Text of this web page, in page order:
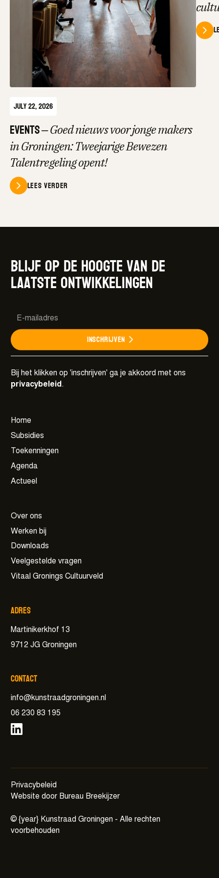
July 22, 2026
Events–Goed nieuws voor jonge makers
in Groningen: Tweejarige Bewezen
Talentregeling opent!
Lees verder
Blijf op de hoogte van de
laatste ontwikkelingen
Inschrijven
Bij het klikken op 'inschrijven' ga je akkoord met ons
privacybeleid .
Home
Subsidies
Toekenningen
Agenda
Actueel
Over ons
Werken bij
Downloads
Veelgestelde vragen
Vitaal Gronings Cultuurveld
Adres
Martinikerkhof 13
9712 JG Groningen
Contact
info@kunstraadgroningen.nl
06 230 83 195
©{year} Kunstraad Groningen - Alle rechten
voorbehouden
Privacybeleid
Website door Bureau Breekijzer